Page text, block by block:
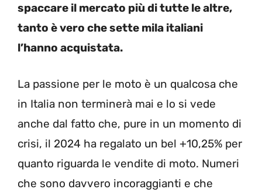
spaccare il mercato più di tutte le altre,
tanto è vero che sette mila italiani
l’hanno acquistata.
La passione per le moto è un qualcosa che
in Italia non terminerà mai e lo si vede
anche dal fatto che, pure in un momento di
crisi, il 2024 ha regalato un bel +10,25% per
quanto riguarda le vendite di moto. Numeri
che sono davvero incoraggianti e che